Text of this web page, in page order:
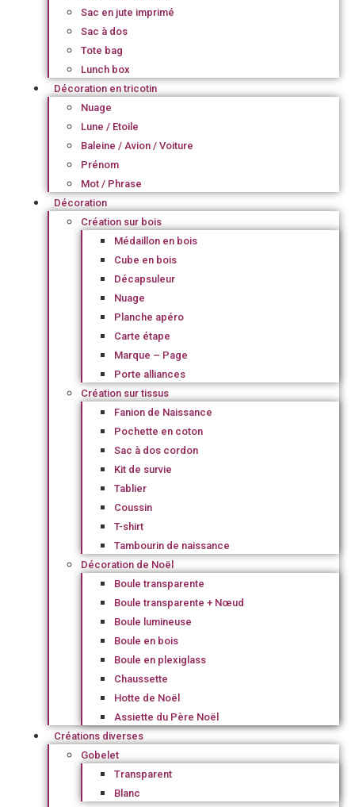
Sac en jute imprimé
Sac à dos
Tote bag
Lunch box
Décoration en tricotin
Nuage
Lune / Etoile
Baleine / Avion / Voiture
Prénom
Mot / Phrase
Décoration
Création sur bois
Médaillon en bois
Cube en bois
Décapsuleur
Nuage
Planche apéro
Carte étape
Marque – Page
Porte alliances
Création sur tissus
Fanion de Naissance
Pochette en coton
Sac à dos cordon
Kit de survie
Tablier
Coussin
T-shirt
Tambourin de naissance
Décoration de Noël
Boule transparente
Boule transparente + Nœud
Boule lumineuse
Boule en bois
Boule en plexiglass
Chaussette
Hotte de Noël
Assiette du Père Noël
Créations diverses
Gobelet
Transparent
Blanc